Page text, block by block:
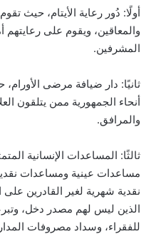
أولًا: دُور رعاية الأيتام، حيث
والمعاقين، ويقوم على
المشرفين.
ثانيًا: دار ضيافة مرضى
أنحاء الجمهورية ممن يتلقون
والمرافق.
ثالثًا: المساعدات الإنسانية
مساعدات عينية ومساعدات
نقدية شهرية لغير القادرين
الذين ليس لهم مصدر دخل،
للفقراء، وسداد مصروفات